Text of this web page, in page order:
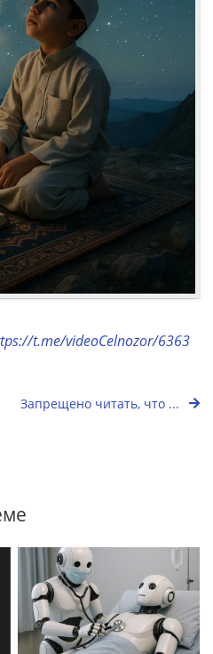
t.me/videoCelnozor/6363
Запрещено читать, что ...